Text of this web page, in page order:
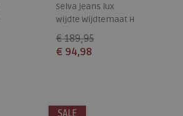
Selva jeans lux
wijdte Wijdtemaat H
€ 189,95
€ 94,98
SALE